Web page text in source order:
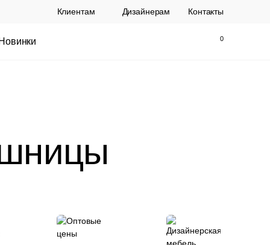
Клиентам Дизайнерам Контакты
Новинки
21 250 РУБ.